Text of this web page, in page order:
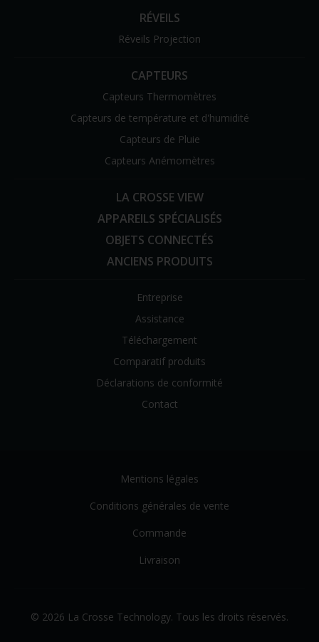
RÉVEILS
Réveils Projection
CAPTEURS
Capteurs Thermomètres
Capteurs de température et d'humidité
Capteurs de Pluie
Capteurs Anémomètres
LA CROSSE VIEW
APPAREILS SPÉCIALISÉS
OBJETS CONNECTÉS
ANCIENS PRODUITS
Entreprise
Assistance
Téléchargement
Comparatif produits
Déclarations de conformité
Contact
Mentions légales
Conditions générales de vente
Commande
Livraison
© 2026 La Crosse Technology. Tous les droits réservés.